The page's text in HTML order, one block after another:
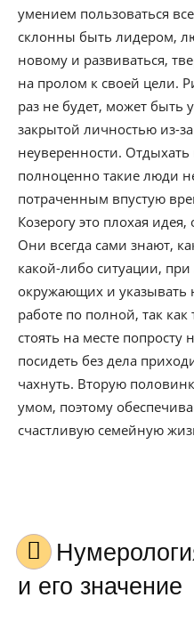
умением пользоваться
склонны быть лидером,
новому и развиваться,
на пролом к своей цели.
раз не будет, может
закрытой личностью из-
неуверенности. Отдыхать
полноценно такие люди
потраченным впустую
Козерогу это плохая
Они всегда сами знают,
какой-либо ситуации, при
окружающих и указывать
работе по полной, так
стоять на месте
посидеть без дела
чахнуть. Вторую
умом, поэтому
счастливую семейную
Нумерология имени Притам
и его значение